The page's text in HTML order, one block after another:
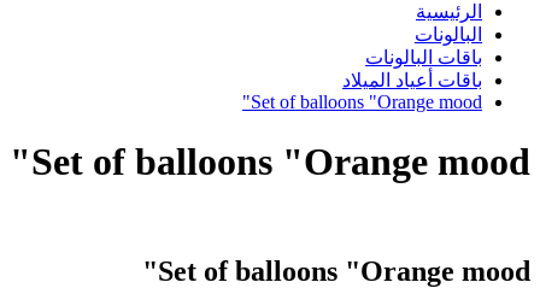
الرئيسية
البالونات
باقات البالونات
باقات أعياد الميلاد
Set of balloons "Orange mood"
Set of balloons "Orange mood"
Set of balloons "Orange mood"